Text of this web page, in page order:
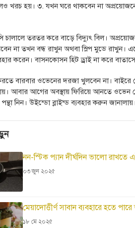
খরচ হয়। ৩. যখন ঘরে থাকবেন না
চালালে তরতর করে বাড়ে বিদ্যুৎ বিল।
না তখন বন্ধ রাখুন অথবা স্লিপ মুডে রাখুন।
করেন। বাসনকোসন হিট ড্রাই না করে
বারবার ওভেনের দরজা খুলবেন না।
আবার আগের অবস্থায় ফিরিয়ে আনতে ওভেন
পন্থা নিন। উইন্ডো ব্লাইন্ড ব্যবহার করুন জানালায়।
নন-স্টিক প্যান দীর্ঘদিন ভালো
০৩ জুন ২০২৫
মেয়াদোত্তীর্ণ সাবান ব্যবহারে হতে পারে
১৮ মে ২০২৫